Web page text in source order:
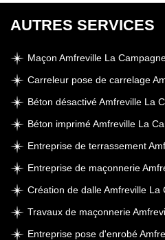
AUTRES SERVICES
Maçon Amfreville La
Carreleur pose de carrelage
Béton désactivé Amfreville La
Béton imprimé Amfreville La
Entreprise de terrassement
Entreprise de maçonnerie
Création de dalle Amfreville La
Travaux de maçonnerie
Entreprise pose d'enrobé